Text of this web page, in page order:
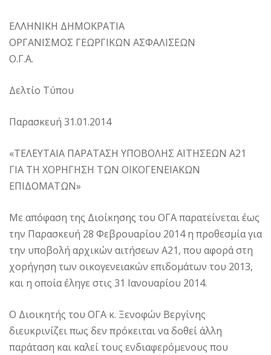
ΕΛΛΗΝΙΚΗ ΔΗΜΟΚΡΑΤΙΑ
ΟΡΓΑΝΙΣΜΟΣ ΓΕΩΡΓΙΚΩΝ ΑΣΦΑΛΙΣΕΩΝ
Ο.Γ.Α.
Δελτίο Τύπου
Παρασκευή 31.01.2014
«ΤΕΛΕΥΤΑΙΑ ΠΑΡΑΤΑΣΗ ΥΠΟΒΟΛΗΣ ΑΙΤΗΣΕΩΝ Α21
ΓΙΑ ΤΗ ΧΟΡΗΓΗΣΗ ΤΩΝ ΟΙΚΟΓΕΝΕΙΑΚΩΝ
ΕΠΙΔΟΜΑΤΩΝ»
Με απόφαση της Διοίκησης του ΟΓΑ παρατείνεται έως
την Παρασκευή 28 Φεβρουαρίου 2014 η προθεσμία για
την υποβολή αρχικών αιτήσεων Α21, που αφορά στη
χορήγηση των οικογενειακών επιδομάτων του 2013,
και η οποία έληγε στις 31 Ιανουαρίου 2014.
Ο Διοικητής του ΟΓΑ κ. Ξενοφών Βεργίνης
διευκρινίζει πως δεν πρόκειται να δοθεί άλλη
παράταση και καλεί τους ενδιαφερόμενους που